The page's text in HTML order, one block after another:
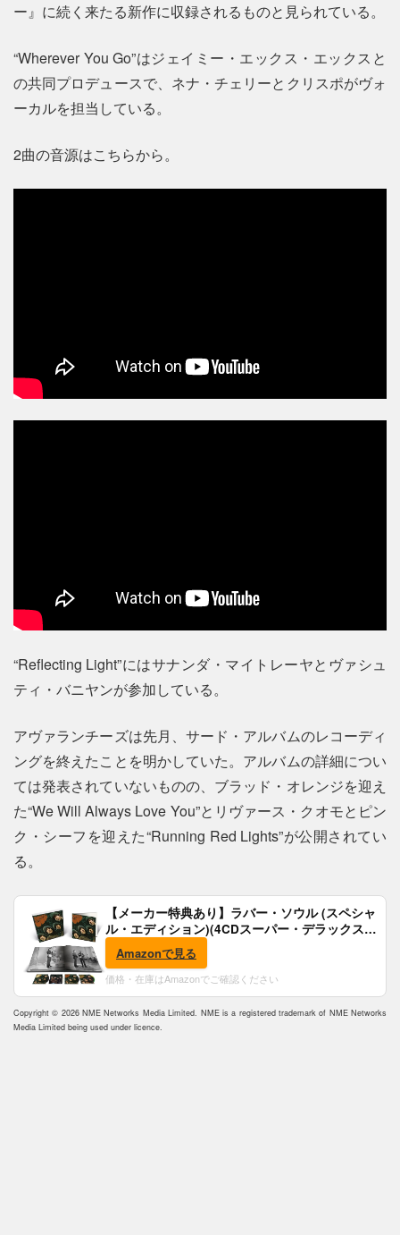
ー』に続く来たる新作に収録されるものと見られている。
“Wherever You Go”はジェイミー・エックス・エックスと
の共同プロデュースで、ネナ・チェリーとクリスポがヴォ
ーカルを担当している。
2曲の音源はこちらから。
“Reflecting Light”にはサナンダ・マイトレーヤとヴァシュ
ティ・バニヤンが参加している。
アヴァランチーズは先月、サード・アルバムのレコーディ
ングを終えたことを明かしていた。アルバムの詳細につい
ては発表されていないものの、ブラッド・オレンジを迎え
た“We Will Always Love You”とリヴァース・クオモとピン
ク・シーフを迎えた“Running Red Lights”が公開されてい
る。
【メーカー特典あり】ラバー・ソウル (スペシャ
ル・エディション)(4CDスーパー・デラックス)
(完全生産限定盤)(SHM-CD)(特典:B2ポスター付)
Amazonで見る
価格・在庫はAmazonでご確認ください
Copyright © 2026 NME Networks Media Limited. NME is a registered trademark of NME Networks
Media Limited being used under licence.